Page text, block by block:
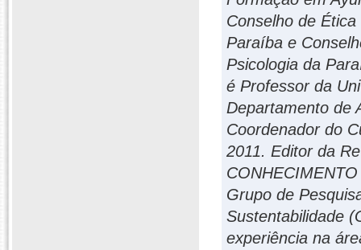
Conselho de
Paraíba e
Psicologia da
é Professor da
Departamento de
Coordenador do
2011. Editor da
Grupo de
Sustentabilidade
experiência na